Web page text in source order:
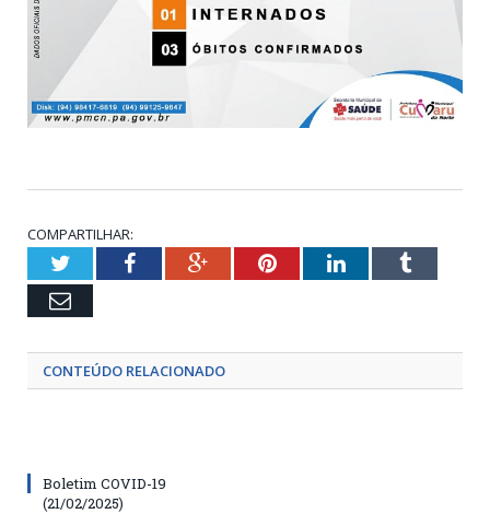
COMPARTILHAR:
TwitterFacebookGoogle+PinterestLinkedInTumblr
Email
CONTEÚDO RELACIONADO
Boletim COVID-19
(21/02/2025)